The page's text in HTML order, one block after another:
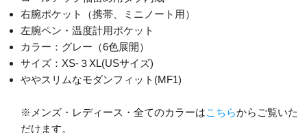
右腕ポケット（携帯、ミニノート用）
左腕ペン・温度計用ポケット
カラー：グレー（6色展開）
サイズ：XS-３XL(USサイズ)
ややスリムなモダンフィット(MF1)
※メンズ・レディース・全てのカラーはこちらからご覧いた
だけます。